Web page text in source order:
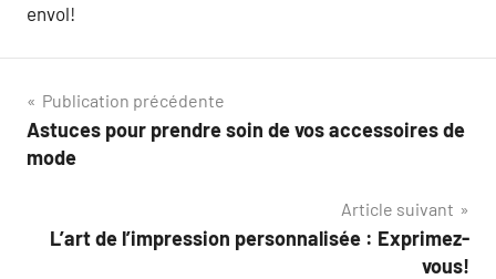
envol!
Navigation
de
Publication précédente
Astuces pour prendre soin de vos accessoires de
mode
Article suivant
L’art de l’impression personnalisée : Exprimez-
vous!